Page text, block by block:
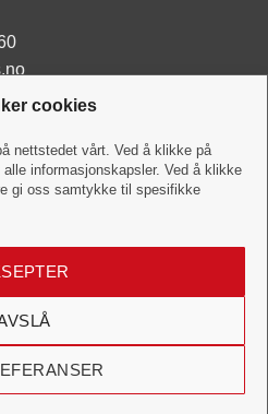
cookies
nettstedet vårt. Ved å klikke på
informasjonskapsler. Ved å klikke
gi oss samtykke til spesifikke
Visa MasterCard